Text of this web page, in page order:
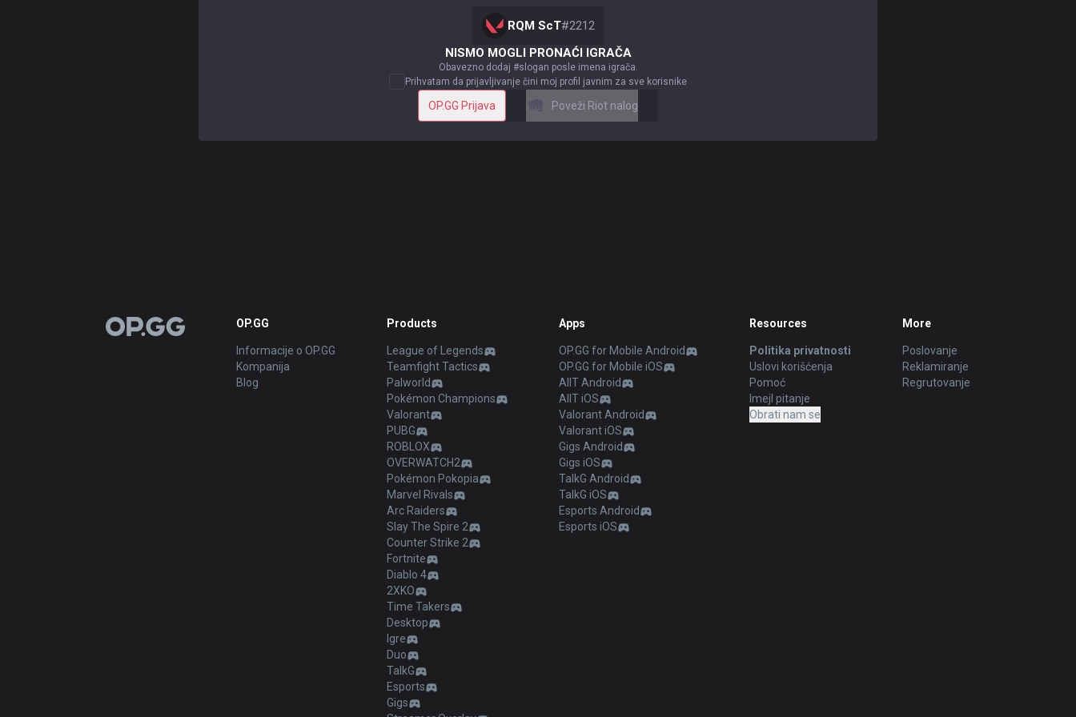
RQM ScT#2212
NISMO MOGLI PRONAĆI IGRAČA
Obavezno dodaj #slogan posle imena igrača.
Prihvatam da prijavljivanje čini moj profil javnim za sve korisnike
OP.GG Prijava Poveži Riot nalog
OP.GG OP.GG
Informacije o OP.GG
Kompanija
Blog
Products
League of Legends
Teamfight Tactics
Palworld
Pokémon Champions
Valorant
PUBG
ROBLOX
OVERWATCH2
Pokémon Pokopia
Marvel Rivals
Arc Raiders
Slay The Spire 2
Counter Strike 2
Fortnite
Diablo 4
2XKO
Time Takers
Desktop
Igre
Duo
TalkG
Esports
Gigs
Apps
OP.GG for Mobile Android
OP.GG for Mobile iOS
AllT Android
AllT iOS
Valorant Android
Valorant iOS
Gigs Android
Gigs iOS
TalkG Android
TalkG iOS
Esports Android
Esports iOS
Resources
Politika privatnosti
Uslovi korišćenja
Pomoć
Imejl pitanje
Obrati nam se
More
Poslovanje
Reklamiranje
Regrutovanje